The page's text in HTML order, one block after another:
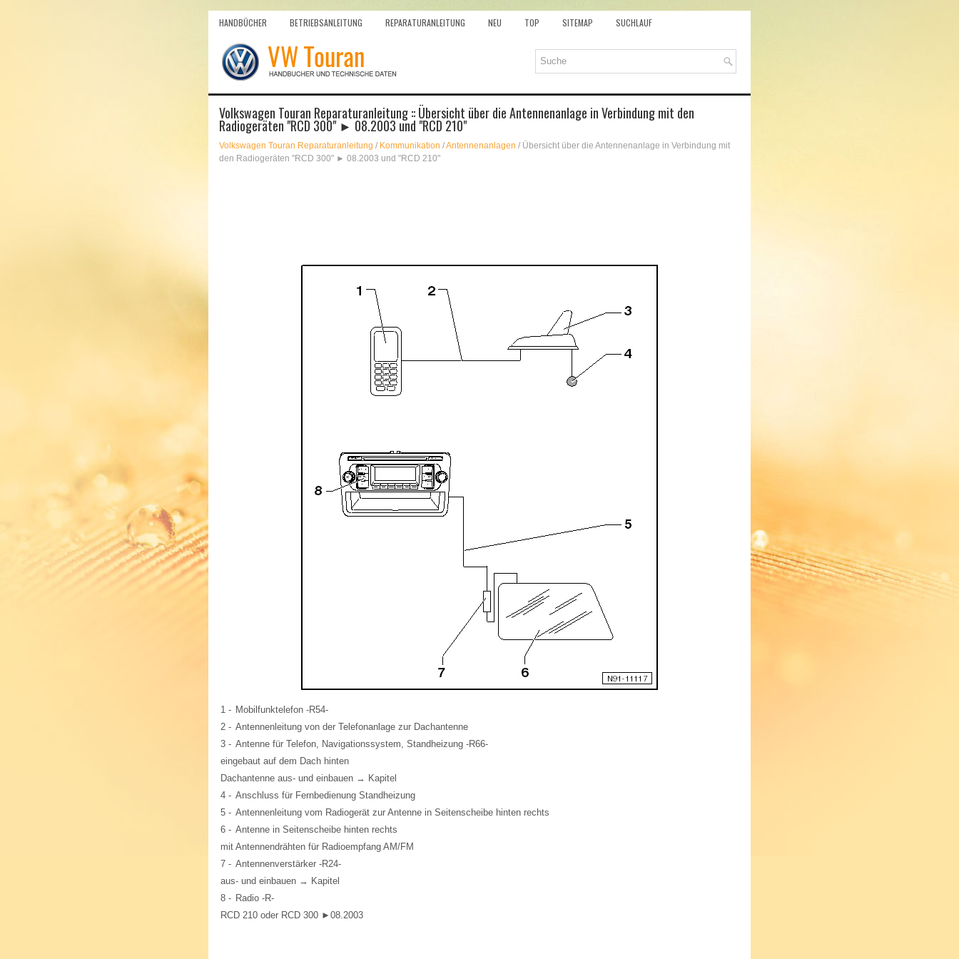
HANDBÜCHER BETRIEBSANLEITUNG REPARATURANLEITUNG NEU TOP SITEMAP SUCHLAUF
Volkswagen Touran Reparaturanleitung :: Übersicht über die Antennenanlage in Verbindung mit den
Radiogeräten "RCD 300" ► 08.2003 und "RCD 210"
Volkswagen Touran Reparaturanleitung / Kommunikation /Antennenanlagen / Übersicht über die Antennenanlage in Verbindung mit
den Radiogeräten "RCD 300" ► 08.2003 und "RCD 210"
1 - Mobilfunktelefon -R54-
2 - Antennenleitung von der Telefonanlage zur Dachantenne
3 - Antenne für Telefon, Navigationssystem, Standheizung -R66-
eingebaut auf dem Dach hinten
Dachantenne aus- und einbauen → Kapitel
4 - Anschluss für Fernbedienung Standheizung
5 - Antennenleitung vom Radiogerät zur Antenne in Seitenscheibe hinten rechts
6 - Antenne in Seitenscheibe hinten rechts
mit Antennendrähten für Radioempfang AM/FM
7 - Antennenverstärker -R24-
aus- und einbauen → Kapitel
8 - Radio -R-
RCD 210 oder RCD 300 ►08.2003